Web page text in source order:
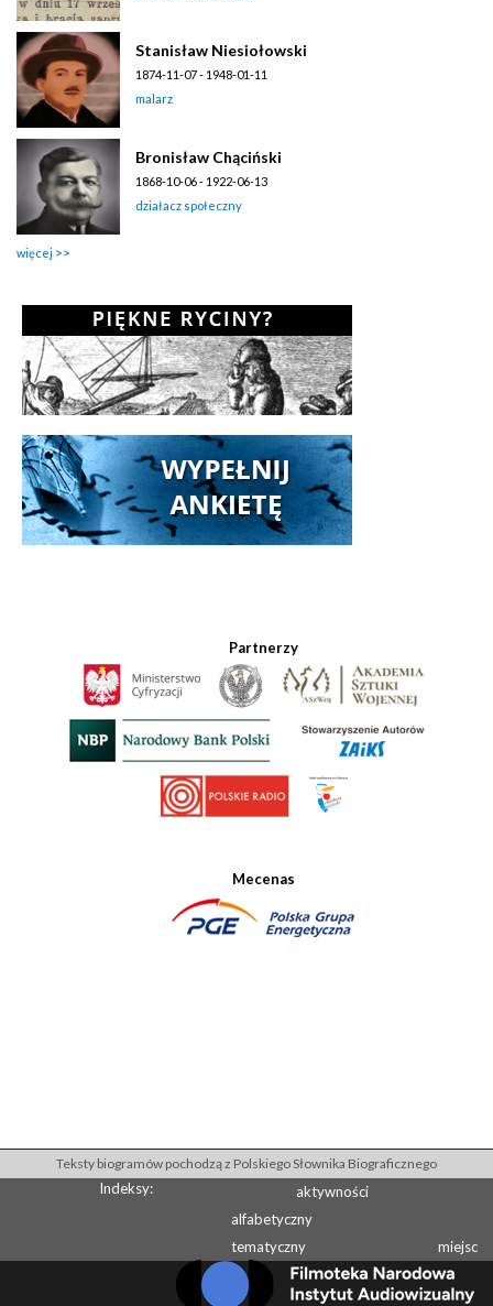
Stanisław Niesiołowski
1874-11-07 - 1948-01-11
malarz
Bronisław Chąciński
1868-10-06 - 1922-06-13
działacz społeczny
więcej
Partnerzy
Mecenas
Teksty biogramów pochodzą z Polskiego Słownika Biograficznego
Indeksy:
aktywności
alfabetyczny
tematyczny
miejsc